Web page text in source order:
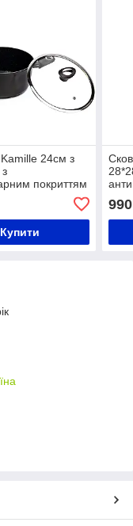
24см з
покриттям
Купити
990